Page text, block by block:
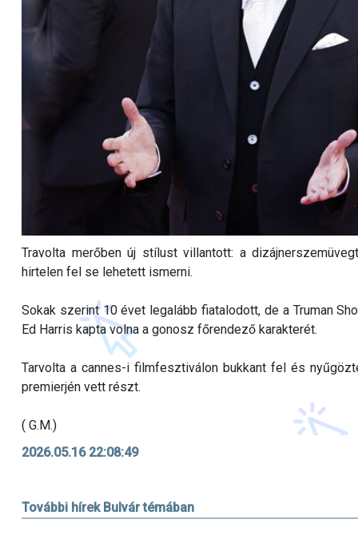
Travolta merőben új stílust villantott: a
hirtelen fel se lehetett ismerni.
Sokak szerint 10 évet legalább fiatalodott, de a Truman
Ed Harris kapta volna a gonosz főrendező karakterét.
Tarvolta a cannes-i filmfesztiválon bukkant fel és
premierjén vett részt.
( G.M.)
2026.05.16 22:08:49
További hírek Bulvár témában